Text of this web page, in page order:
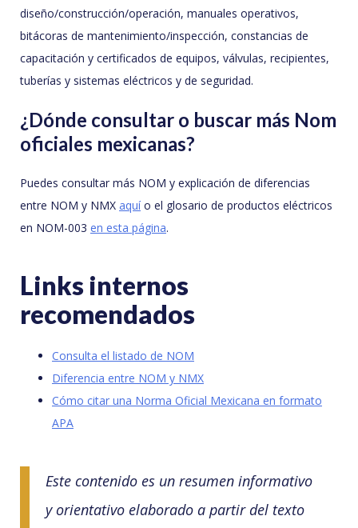
diseño/construcción/operación, manuales operativos,
bitácoras de mantenimiento/inspección, constancias de
capacitación y certificados de equipos, válvulas, recipientes,
tuberías y sistemas eléctricos y de seguridad.
¿Dónde consultar o buscar más Nom
oficiales mexicanas?
Puedes consultar más NOM y explicación de diferencias
entre NOM y NMX aquío el glosario de productos eléctricos
en NOM-003 en esta página.
Links internos
recomendados
Consulta el listado de NOM
Diferencia entre NOM y NMX
Cómo citar una Norma Oficial Mexicana en formato
APA
Este contenido es un resumen informativo
y orientativo elaborado a partir del texto